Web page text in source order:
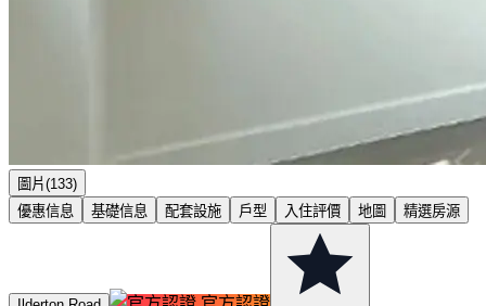
圖片(133)
優惠信息
基礎信息 配套設施 戶型 入住評價 地圖 精選房源